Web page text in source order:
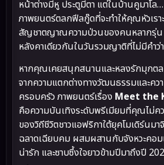
หน้าต่างมีหู ประตูมีตา แต่ในบ้านคูมาโล
ภาพยนตร์ตลกฟีลกู๊ดที่จะทำให้คุณหัวเร
สัญชาตญาณความป่วนของคนหลากรุ่น
หลังคาเดียวกันในวันรวมญาติที่ไม่มีคำว่
หากคุณเคยสนุกสนานและหลงรักมุกต
จากความแตกต่างทางวัฒนธรรมและค
ครอบครัว ภาพยนตร์เรื่อง Meet the
คือความบันเทิงระดับพรีเมียมที่คุณไม่ค
ของวิถีชีวิตชาวแอฟริกาใต้ยุคโมเดิร์นม
ฉลาดเฉียบคม ผสมผสานกับจังหวะคอ
น่ารัก และซาบซึ้งใจยาวข้ามปีมาถึงปี